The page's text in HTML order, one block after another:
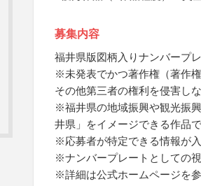
募集内容
福井県版図柄入りナンバープ
※未発表でかつ著作権（著作
その他第三者の権利を侵害し
※福井県の地域振興や観光振
井県」をイメージできる作品
※応募者が特定できる情報が
※ナンバープレートとしての
※詳細は公式ホームページを